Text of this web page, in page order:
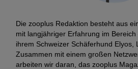
Die zooplus Redaktion besteht aus
mit langjähriger Erfahrung im
ihrem Schweizer Schäferhund Elyos,
Zusammen mit einem großen
arbeiten wir daran, das zooplus